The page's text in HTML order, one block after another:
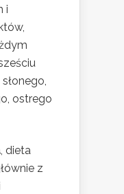
i
ostrego
, dieta
z